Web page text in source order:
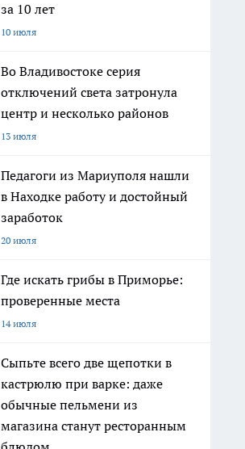
за 10 лет
10 июля
Во Владивостоке серия
отключений света затронула
центр и несколько районов
13 июля
Педагоги из Мариуполя нашли
в Находке работу и достойный
заработок
20 июля
Где искать грибы в Приморье:
проверенные места
14 июля
Сыпьте всего две щепотки в
кастрюлю при варке: даже
обычные пельмени из
магазина станут ресторанным